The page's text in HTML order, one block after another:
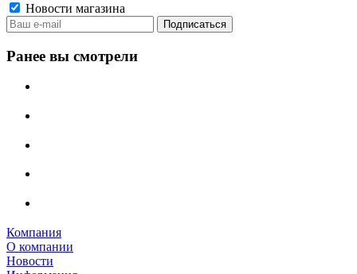
Новости магазина
Ранее вы смотрели
Компания
О компании
Новости